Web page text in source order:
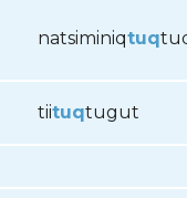
natsiminiqtuq
tiituqtugut